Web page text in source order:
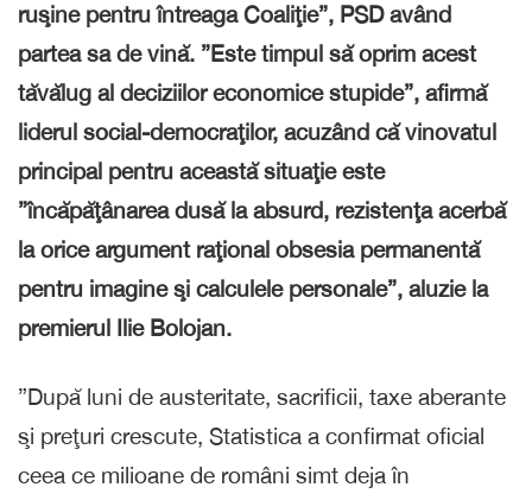
ruşine pentru întreaga Coaliţie”, PSD având
partea sa de vină. ”Este timpul să oprim acest
tăvălug al deciziilor economice stupide”, afirmă
liderul social-democraţilor, acuzând că vinovatul
principal pentru această situaţie este
”încăpăţânarea dusă la absurd, rezistenţa acerbă
la orice argument raţional obsesia permanentă
pentru imagine şi calculele personale”, aluzie la
premierul Ilie Bolojan.
”După luni de austeritate, sacrificii, taxe aberante
şi preţuri crescute, Statistica a confirmat oficial
ceea ce milioane de români simt deja în